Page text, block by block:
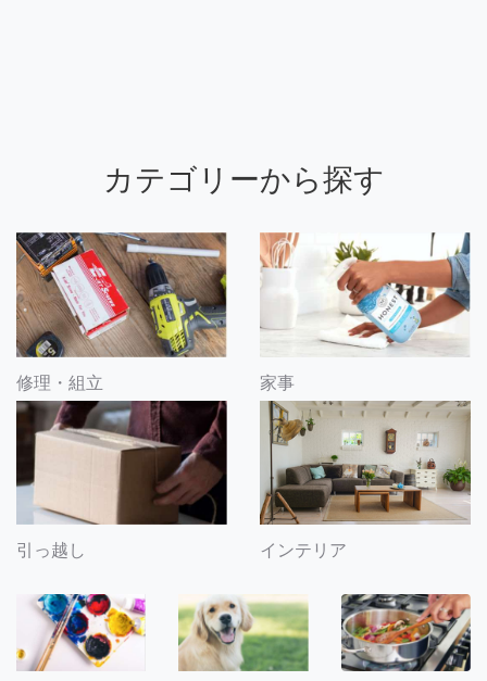
カテゴリーから探す
修理・組立 家事
引っ越し インテリア